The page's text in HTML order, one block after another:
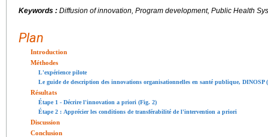
Keywords : Diffusion of innovation, Program development, Public Health
Plan
Introduction
Méthodes
L'expérience pilote
Le guide de description des innovations organisationnelles en santé publique, DINOSP
Résultats
Étape 1 - Décrire l'innovation a priori (Fig. 2)
Étape 2 : Apprécier les conditions de transférabilité de l'intervention a priori
Discussion
Conclusion